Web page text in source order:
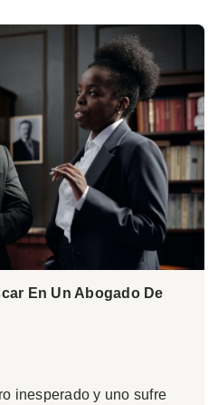
En Un Abogado De
inesperado y uno sufre